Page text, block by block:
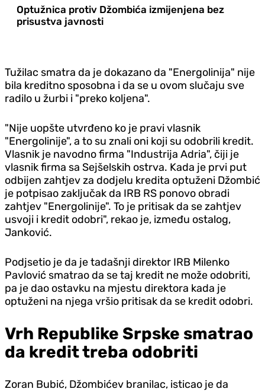
Optužnica protiv Džombića izmijenjena bez
prisustva javnosti
Tužilac smatra da je dokazano da "Energolinija" nije
bila kreditno sposobna i da se u ovom slučaju sve
radilo u žurbi i "preko koljena".
"Nije uopšte utvrđeno ko je pravi vlasnik
"Energolinije", a to su znali oni koji su odobrili kredit.
Vlasnik je navodno firma "Industrija Adria", čiji je
vlasnik firma sa Sejšelskih ostrva. Kada je prvi put
odbijen zahtjev za dodjelu kredita optuženi Džombić
je potpisao zaključak da IRB RS ponovo obradi
zahtjev "Energolinije". To je pritisak da se zahtjev
usvoji i kredit odobri", rekao je, između ostalog,
Janković.
Podjsetio je da je tadašnji direktor IRB Milenko
Pavlović smatrao da se taj kredit ne može odobriti,
pa je dao ostavku na mjestu direktora kada je
optuženi na njega vršio pritisak da se kredit odobri.
Vrh Republike Srpske smatrao
da kredit treba odobriti
Zoran Bubić, Džombićev branilac, isticao je da